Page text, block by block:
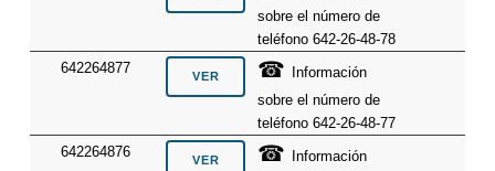
sobre el número de
teléfono 642-26-48-78
642264877
☎
Información
sobre el número de
teléfono 642-26-48-77
642264876
☎
Información